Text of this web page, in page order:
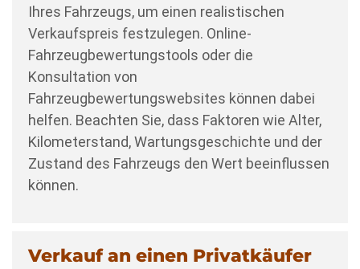
Ihres Fahrzeugs, um einen realistischen
Verkaufspreis festzulegen. Online-
Fahrzeugbewertungstools oder die
Konsultation von
Fahrzeugbewertungswebsites können dabei
helfen. Beachten Sie, dass Faktoren wie Alter,
Kilometerstand, Wartungsgeschichte und der
Zustand des Fahrzeugs den Wert beeinflussen
können.
Verkauf an einen Privatkäufer